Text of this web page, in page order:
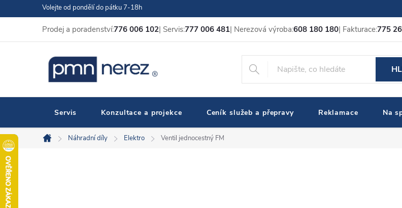
na
Volejte od pondělí do pátku 7-18h
Prodej a poradenství:776 006 102| Servis:777 006 481| Nerezová výroba:608 180 180| Fakturace:775
Servis Konzultace a projekce Ceník služeb a přepravy Reklamace Na
Domů
Náhradní díly Elektro Ventil jednocestný FM